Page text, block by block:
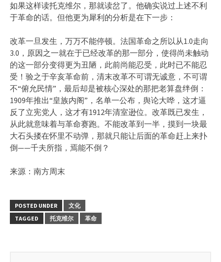
如果这样读托克维尔，那就读岔了。他确实说过上述不利
于革命的话。但他更为犀利的分析是在下一步：
改革一旦发生，万万不能停顿。法国革命之所以从1.0走向
3.0，原因之一就在于已经改革的那一部分，使得尚未触动
的这一部分变得更为丑陋，此前尚能忍受，此时已不能忍
受！验之于辛亥革命前，清末改革不可谓无诚意，不可谓
不“俯允民情”，最后却是被核心深处的那把老算盘绊倒：
1909年推出“皇族内阁”，名单一公布，舆论大哗，这才逼
反了立宪党人，这才有1912年清室逊位。改革既已发生，
从此就意味着与革命赛跑。不能改革到一半，摸到一块最
大石头搂在怀里不动弹，那就只能让后面的革命赶上来扑
倒——千夫所指，焉能不倒？
来源：南方周末
POSTED UNDER
文化
TAGGED
托克维尔 革命